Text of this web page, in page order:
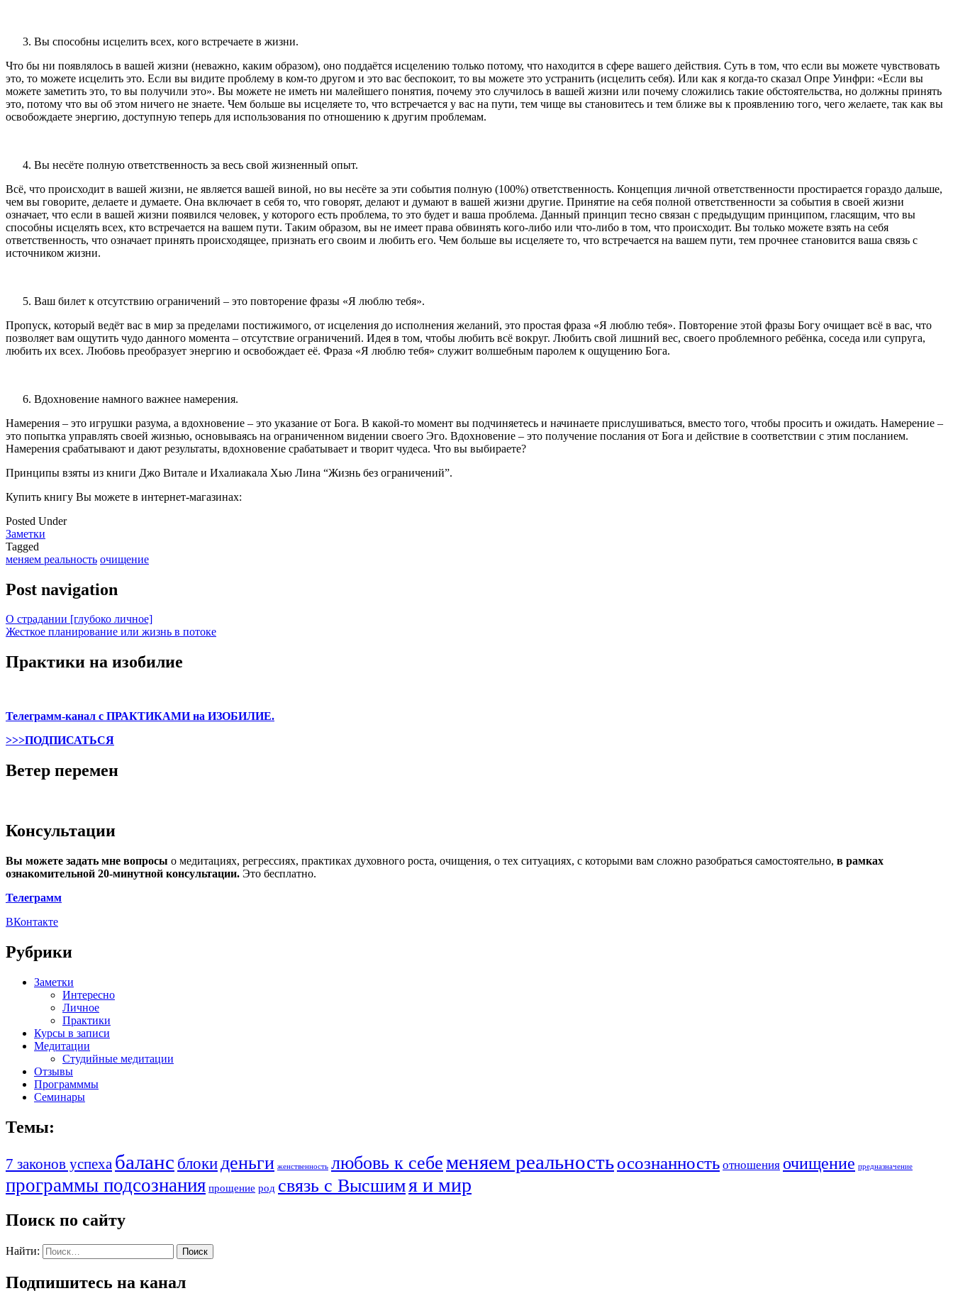
Вы способны исцелить всех, кого встречаете в жизни.
Что бы ни появлялось в вашей жизни (неважно, каким образом), оно поддаётся исцелению только потому, что находится в сфере вашего действия. Суть в том, что если вы можете чувствовать
это, то можете исцелить это. Если вы видите проблему в ком-то другом и это вас беспокоит, то вы можете это устранить (исцелить себя). Или как я когда-то сказал Опре Уинфри: «Если вы
можете заметить это, то вы получили это». Вы можете не иметь ни малейшего понятия, почему это случилось в вашей жизни или почему сложились такие обстоятельства, но должны принять
это, потому что вы об этом ничего не знаете. Чем больше вы исцеляете то, что встречается у вас на пути, тем чище вы становитесь и тем ближе вы к проявлению того, чего желаете, так как вы
освобождаете энергию, доступную теперь для использования по отношению к другим проблемам.
Вы несёте полную ответственность за весь свой жизненный опыт.
Всё, что происходит в вашей жизни, не является вашей виной, но вы несёте за эти события полную (100%) ответственность. Концепция личной ответственности простирается гораздо дальше,
чем вы говорите, делаете и думаете. Она включает в себя то, что говорят, делают и думают в вашей жизни другие. Принятие на себя полной ответственности за события в своей жизни
означает, что если в вашей жизни появился человек, у которого есть проблема, то это будет и ваша проблема. Данный принцип тесно связан с предыдущим принципом, гласящим, что вы
способны исцелять всех, кто встречается на вашем пути. Таким образом, вы не имеет права обвинять кого-либо или что-либо в том, что происходит. Вы только можете взять на себя
ответственность, что означает принять происходящее, признать его своим и любить его. Чем больше вы исцеляете то, что встречается на вашем пути, тем прочнее становится ваша связь с
источником жизни.
Ваш билет к отсутствию ограничений – это повторение фразы «Я люблю тебя».
Пропуск, который ведёт вас в мир за пределами постижимого, от исцеления до исполнения желаний, это простая фраза «Я люблю тебя». Повторение этой фразы Богу очищает всё в вас, что
позволяет вам ощутить чудо данного момента – отсутствие ограничений. Идея в том, чтобы любить всё вокруг. Любить свой лишний вес, своего проблемного ребёнка, соседа или супруга,
любить их всех. Любовь преобразует энергию и освобождает её. Фраза «Я люблю тебя» служит волшебным паролем к ощущению Бога.
Вдохновение намного важнее намерения.
Намерения – это игрушки разума, а вдохновение – это указание от Бога. В какой-то момент вы подчиняетесь и начинаете прислушиваться, вместо того, чтобы просить и ожидать. Намерение –
это попытка управлять своей жизнью, основываясь на ограниченном видении своего Эго. Вдохновение – это получение послания от Бога и действие в соответствии с этим посланием.
Намерения срабатывают и дают результаты, вдохновение срабатывает и творит чудеса. Что вы выбираете?
Принципы взяты из книги Джо Витале и Ихалиакала Хью Лина “Жизнь без ограничений”.
Купить книгу Вы можете в интернет-магазинах:
Posted Under
Заметки
Tagged
меняем реальность очищение
Post navigation
О страдании [глубоко личное]
Жесткое планирование или жизнь в потоке
Практики на изобилие
Телеграмм-канал с ПРАКТИКАМИ на ИЗОБИЛИЕ.
>>>ПОДПИСАТЬСЯ
Ветер перемен
Консультации
Вы можете задать мне вопросы о медитациях, регрессиях, практиках духовного роста, очищения, о тех ситуациях, с которыми вам сложно разобраться самостоятельно, в рамках
ознакомительной 20-минутной консультации. Это бесплатно.
Телеграмм
ВКонтакте
Рубрики
Заметки
Интересно
Личное
Практики
Курсы в записи
Медитации
Студийные медитации
Отзывы
Программмы
Семинары
Темы:
7 законов успеха баланс блокиденьги женственность любовь к себеменяем реальностьосознанность отношения очищение предназначение
программы подсознания прощение род связь с Высшимя и мир
Поиск по сайту
Найти:
Подпишитесь на канал